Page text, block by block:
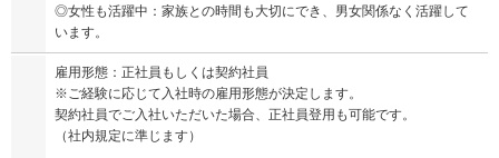
◎女性も活躍中：家族との時間も大切にでき、男女関係なく活躍して
います。
雇用形態：正社員もしくは契約社員
※ご経験に応じて入社時の雇用形態が決定します。
契約社員でご入社いただいた場合、正社員登用も可能です。
（社内規定に準じます）